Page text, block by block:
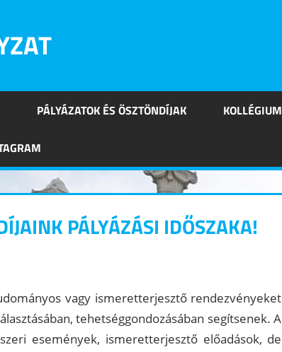
PÁLYÁZATOK ÉS ÖSZTÖNDÍJAK KOLLÉGIUM
PÁLYÁZÁSI IDŐSZAKA!
vagy ismeretterjesztő rendezvényeket
tehetséggondozásában segítsenek. A
események, ismeretterjesztő előadások, de